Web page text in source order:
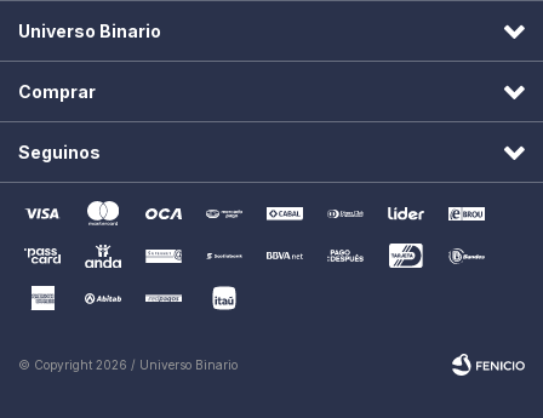
Universo Binario
Comprar
Seguinos
© Copyright 2026 / Universo Binario